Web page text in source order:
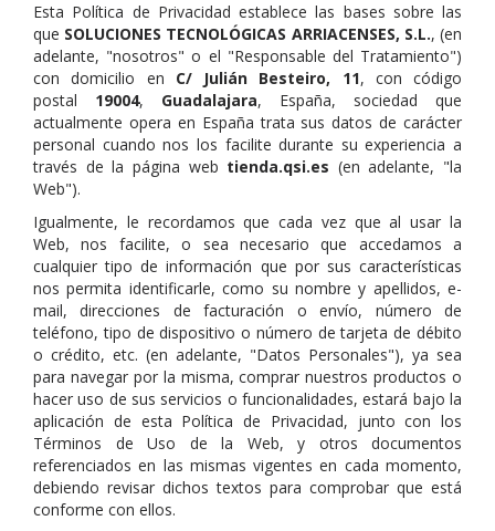
Esta Política de Privacidad establece las bases sobre las
que SOLUCIONES TECNOLÓGICAS ARRIACENSES, S.L., (en
adelante, "nosotros" o el "Responsable del Tratamiento")
con domicilio en C/ Julián Besteiro, 11, con código
postal 19004, Guadalajara, España, sociedad que
actualmente opera en España trata sus datos de carácter
personal cuando nos los facilite durante su experiencia a
través de la página web tienda.qsi.es (en adelante, "la
Web").
Igualmente, le recordamos que cada vez que al usar la
Web, nos facilite, o sea necesario que accedamos a
cualquier tipo de información que por sus características
nos permita identificarle, como su nombre y apellidos, e-
mail, direcciones de facturación o envío, número de
teléfono, tipo de dispositivo o número de tarjeta de débito
o crédito, etc. (en adelante, "Datos Personales"), ya sea
para navegar por la misma, comprar nuestros productos o
hacer uso de sus servicios o funcionalidades, estará bajo la
aplicación de esta Política de Privacidad, junto con los
Términos de Uso de la Web, y otros documentos
referenciados en las mismas vigentes en cada momento,
debiendo revisar dichos textos para comprobar que está
conforme con ellos.